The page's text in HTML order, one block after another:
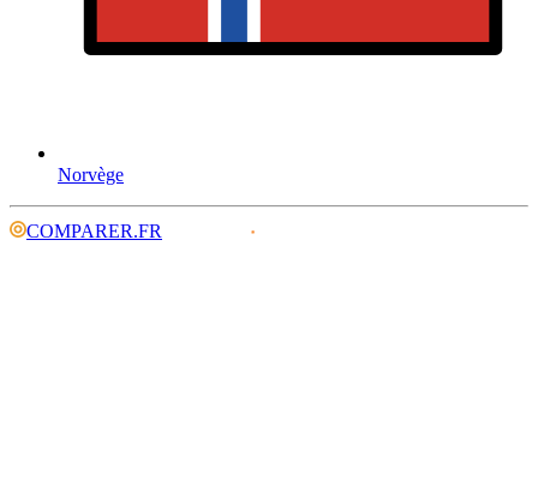
Norvège
COMPARER.FR